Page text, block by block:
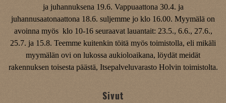
ja juhannuksena 19.6. Vappuaattona 30.4. ja
juhannusaatonaattona 18.6. suljemme jo klo 16.00. Myymälä on
avoinna myös klo 10-16 seuraavat lauantait: 23.5., 6.6., 27.6.,
25.7. ja 15.8. Teemme kuitenkin töitä myös toimistolla, eli mikäli
myymälän ovi on lukossa aukioloaikana, löydät meidät
rakennuksen toisesta päästä, Itsepalveluvarasto Holvin toimistolta.
Sivut